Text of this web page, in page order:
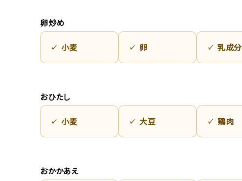
卵炒め
小麦 卵 乳成分
おひたし
小麦 大豆 鶏肉
おかかあえ